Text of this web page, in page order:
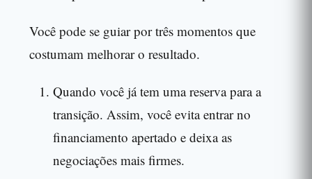
Você pode se guiar por três momentos que
costumam melhorar o resultado.
Quando você já tem uma reserva para a
transição. Assim, você evita entrar no
financiamento apertado e deixa as
negociações mais firmes.